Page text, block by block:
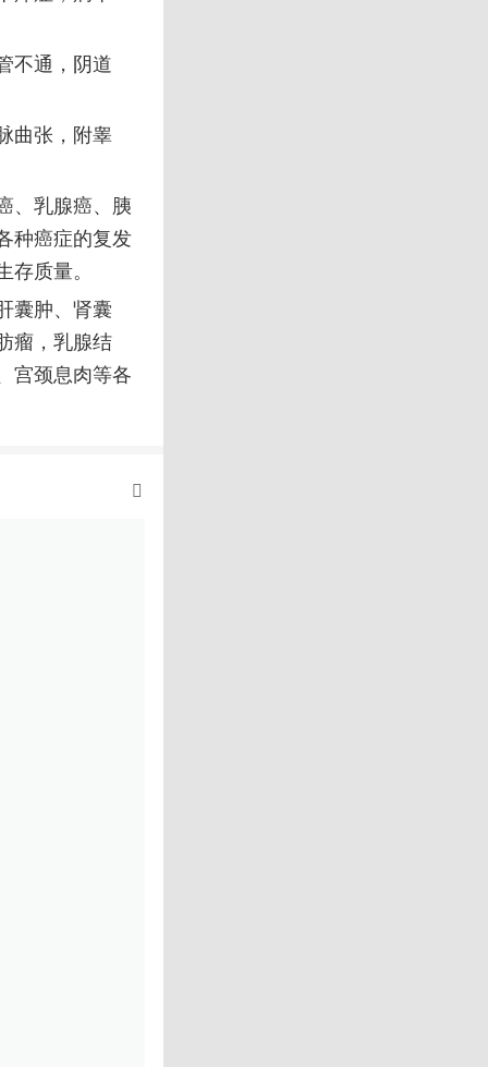
不通，阴道
曲张，附睾
、乳腺癌、胰
种癌症的复发
质量。
囊肿、肾囊
瘤，乳腺结
宫颈息肉等各